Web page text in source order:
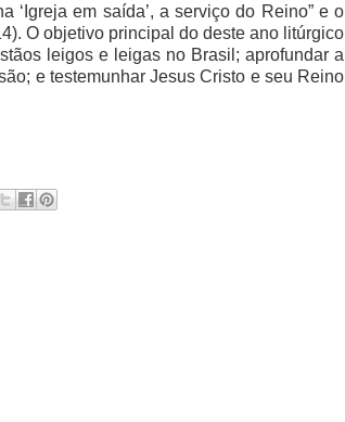
‘Igreja em saída’, a serviço do Reino” e o
O objetivo principal do deste ano litúrgico
leigos e leigas no Brasil; aprofundar a
e testemunhar Jesus Cristo e seu Reino